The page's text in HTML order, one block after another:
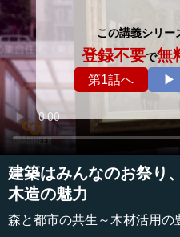
この講義シリー
登録不要で無
第1話へ ▶
建築はみんなのお祭り
木造の魅力
森と都市の共生～木材活用の